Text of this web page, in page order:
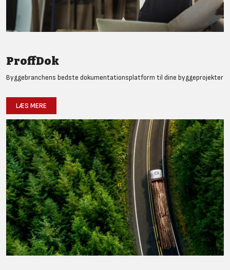
ProffDok
Byggebranchens bedste dokumentationsplatform til dine byggeprojekter
LÆS MERE